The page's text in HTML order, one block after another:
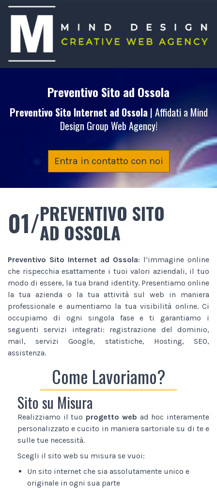
Preventivo Sito ad Ossola
Preventivo Sito Internet ad Ossola | Affidati a Mind
Design Group Web Agency!
Entra in contatto con noi
01/PREVENTIVO SITO
AD OSSOLA
Preventivo Sito Internet ad Ossola: l’immagine online
che rispecchia esattamente i tuoi valori aziendali, il tuo
modo di essere, la tua brand identity. Presentiamo online
la tua azienda o la tua attività sul web in maniera
professionale e aumentiamo la tua visibilità online. Ci
occupiamo di ogni singola fase e ti garantiamo i
seguenti servizi integrati: registrazione del dominio,
mail, servizi Google, statistiche, Hosting, SEO,
assistenza.
Come Lavoriamo?
Sito su Misura
Realizziamo il tuo progetto web ad hoc interamente
personalizzato e cucito in maniera sartoriale su di te e
sulle tue necessità.
Scegli il sito web su misura se vuoi:
Un sito internet che sia assolutamente unico e
originale in ogni sua parte